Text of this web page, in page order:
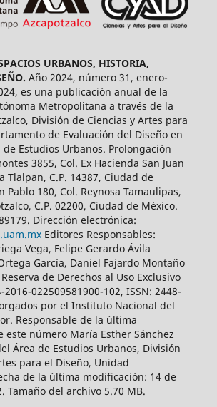
URBANOS, HISTORIA,
Año 2024, número 31, enero-
es una publicación anual de la
Metropolitana a través de la
División de Ciencias y Artes para
de Evaluación del Diseño en
Estudios Urbanos. Prolongación
3855, Col. Ex Hacienda San Juan
Tlalpan, C.P. 14387, Ciudad de
Pablo 180, Col. Reynosa Tamaulipas,
C.P. 02200, Ciudad de México.
Dirección electrónica:
Editores Responsables:
Vega, Felipe Gerardo Ávila
García, Daniel Fajardo Montaño
de Derechos al Uso Exclusivo
022509581900-102, ISSN: 2448-
por el Instituto Nacional del
Responsable de la última
este número María Esther Sánchez
Área de Estudios Urbanos, División
para el Diseño, Unidad
de la última modificación: 14 de
Tamaño del archivo 5.70 MB.